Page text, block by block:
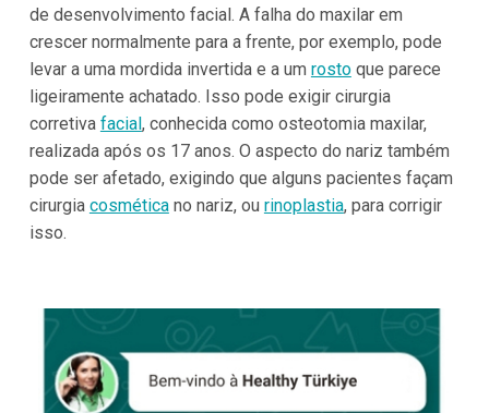
de desenvolvimento facial. A falha do maxilar em
crescer normalmente para a frente, por exemplo, pode
levar a uma mordida invertida e a um rostoque parece
ligeiramente achatado. Isso pode exigir cirurgia
corretiva facial , conhecida como osteotomia maxilar,
realizada após os 17 anos. O aspecto do nariz também
pode ser afetado, exigindo que alguns pacientes façam
cirurgia cosméticano nariz, ou rinoplastia, para corrigir
isso.